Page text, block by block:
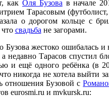
как Оля Бузова в начале
Тарасовым
о дорогом кольце с
свадьба не загорами.
Бузова жестоко ошибалась
а недавно Тарасов спустил
и ещё одного ребёнка (в
никогда не хотела выйти
отношения Бузовой с
eurosmi.ru и mvkursk.ru: